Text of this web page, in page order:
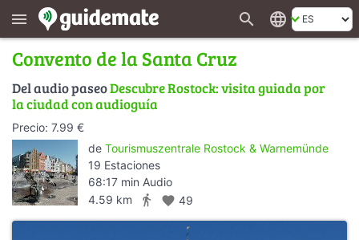
menu search language
Convento de la Santa Cruz
Del audio paseoDescubre Rostock: visita guiada por
la ciudad con audioguía
Precio: 7.99 €
de Tourismuszentrale Rostock & Warnemünde
19 Estaciones
68:17 min Audio
4.59 km
directions_walk favorite 49